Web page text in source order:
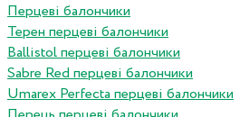
Перцеві балончики
Терен перцеві балончики
Ballistol перцеві балончики
Sabre Red перцеві балончики
Umarex Perfecta перцеві балончики